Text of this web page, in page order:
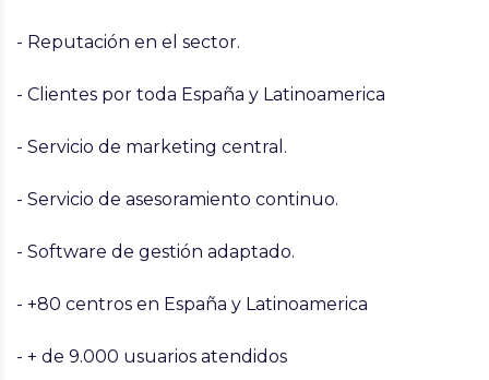
- Reputación en el sector.
- Clientes por toda España y Latinoamerica
- Servicio de marketing central.
- Servicio de asesoramiento continuo.
- Software de gestión adaptado.
- +80 centros en España y Latinoamerica
- + de 9.000 usuarios atendidos